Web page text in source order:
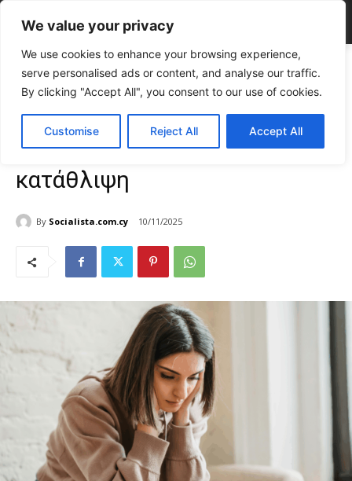
We value your privacy
We use cookies to enhance your browsing experience,
serve personalised ads or content, and analyse our traffic.
By clicking "Accept All", you consent to our use of cookies.
Customise Reject All Accept All
Home LIFE Τα 5 σημάδια που φανερώνουν εποχική κατάθλιψη
LIFE Σχέσεις & Ψυχολογία TOP NEWS
Τα 5 σημάδια που
φανερώνουν εποχική
κατάθλιψη
By Socialista.com.cy 10/11/2025